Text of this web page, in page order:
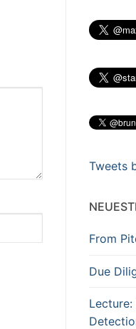
Tweets
From
Due
Lecture: